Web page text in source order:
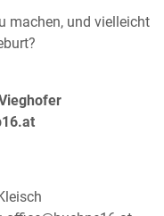
machen, und vielleicht